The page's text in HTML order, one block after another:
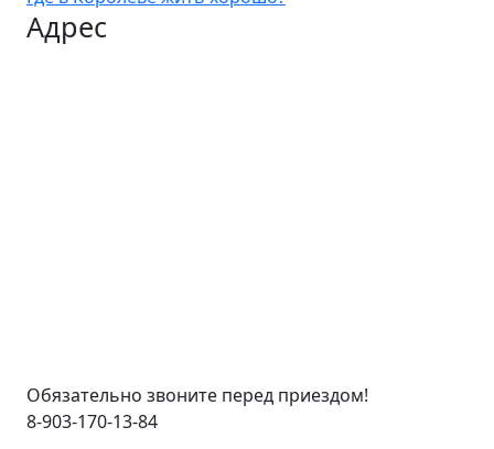
Адрес
Обязательно звоните перед приездом!
8-903-170-13-84